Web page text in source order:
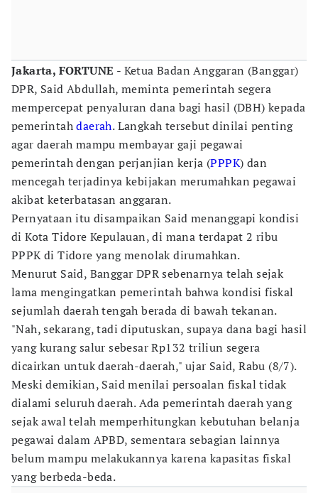
Jakarta, FORTUNE - Ketua Badan Anggaran (Banggar)
DPR, Said Abdullah, meminta pemerintah segera
mempercepat penyaluran dana bagi hasil (DBH) kepada
pemerintahdaerah. Langkah tersebut dinilai penting
agar daerah mampu membayar gaji pegawai
pemerintah dengan perjanjian kerja (PPPK) dan
mencegah terjadinya kebijakan merumahkan pegawai
akibat keterbatasan anggaran.
Pernyataan itu disampaikan Said menanggapi kondisi
di Kota Tidore Kepulauan, di mana terdapat 2 ribu
PPPK di Tidore yang menolak dirumahkan.
Menurut Said, Banggar DPR sebenarnya telah sejak
lama mengingatkan pemerintah bahwa kondisi fiskal
sejumlah daerah tengah berada di bawah tekanan.
"Nah, sekarang, tadi diputuskan, supaya dana bagi hasil
yang kurang salur sebesar Rp132 triliun segera
dicairkan untuk daerah-daerah," ujar Said, Rabu (8/7).
Meski demikian, Said menilai persoalan fiskal tidak
dialami seluruh daerah. Ada pemerintah daerah yang
sejak awal telah memperhitungkan kebutuhan belanja
pegawai dalam APBD, sementara sebagian lainnya
belum mampu melakukannya karena kapasitas fiskal
yang berbeda-beda.